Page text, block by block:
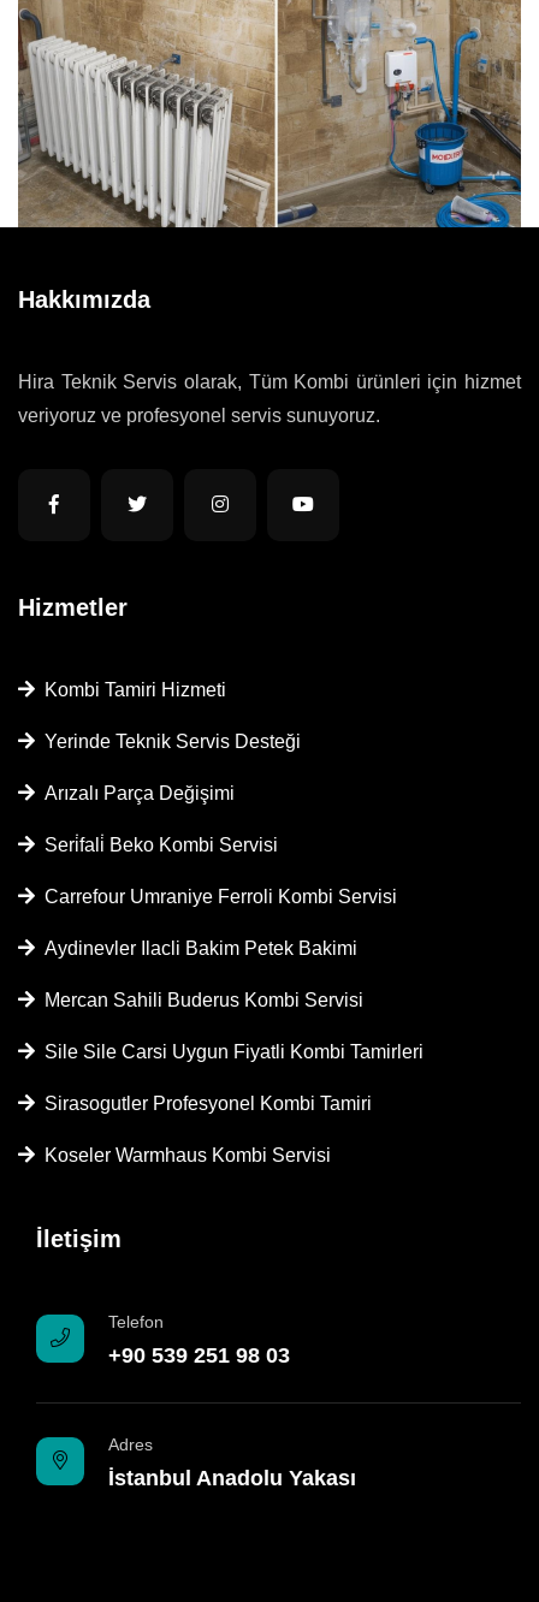
Hakkımızda
Hira Teknik Servis olarak, Tüm Kombi ürünleri için hizmet
veriyoruz ve profesyonel servis sunuyoruz.
Hizmetler
Kombi Tamiri Hizmeti
Yerinde Teknik Servis Desteği
Arızalı Parça Değişimi
Seri̇fali̇ Beko Kombi Servisi
Carrefour Umraniye Ferroli Kombi Servisi
Aydinevler Ilacli Bakim Petek Bakimi
Mercan Sahili Buderus Kombi Servisi
Sile Sile Carsi Uygun Fiyatli Kombi Tamirleri
Sirasogutler Profesyonel Kombi Tamiri
Koseler Warmhaus Kombi Servisi
İletişim
Telefon
+90 539 251 98 03
Adres
İstanbul Anadolu Yakası